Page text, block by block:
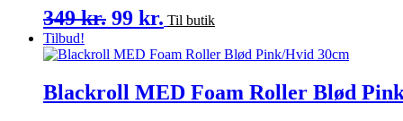
349kr. Den
pris
var:
99 kr.Den
pris
er:
Til butik
Tilbud!
Blackroll MED Foam Roller Blød